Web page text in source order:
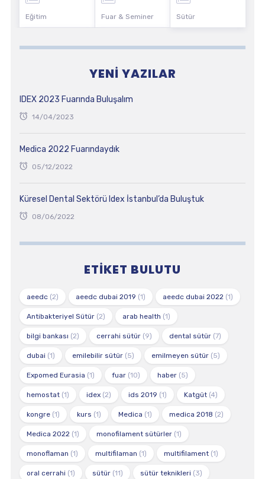
Eğitim Fuar & Seminer Sütür
YENI YAZILAR
IDEX 2023 Fuarında Buluşalım
14/04/2023
Medica 2022 Fuarındaydık
05/12/2022
Küresel Dental Sektörü Idex İstanbul’da Buluştuk
08/06/2022
ETIKET BULUTU
aeedc(2) aeedc dubai 2019 (1) aeedc dubai 2022 (1)
Antibakteriyel Sütür(2) arab health (1)
bilgi bankası (2) cerrahi sütür(9) dental sütür(7)
dubai (1) emilebilir sütür(5) emilmeyen sütür(5)
Expomed Eurasia (1) fuar(10) haber(5)
hemostat(1) idex(2) ids 2019 (1) Katgüt(4)
kongre(1) kurs (1) Medica (1) medica 2018 (2)
Medica 2022 (1) monofilament sütürler(1)
monoflaman (1) multifilaman (1) multifilament(1)
oral cerrahi (1) sütür(11) sütür teknikleri (3)